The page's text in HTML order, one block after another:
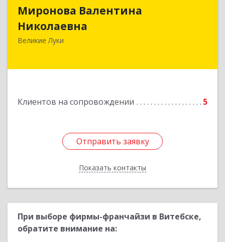
Миронова Валентина
Николаевна
Великие Луки
Клиентов на сопровождении 5
Отправить заявку
Показать контакты
Николаевна
Отправить заявку
Назад
При выборе фирмы-франчайзи в Витебске,
обратите внимание на: